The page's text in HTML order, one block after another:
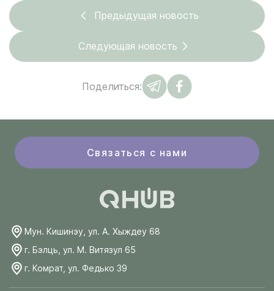
Предыдущая новость
Следующая новость
Поделиться:
Связаться с нами
Мун. Кишинэу, ул. А. Хыждеу 68
г. Бэлць, ул. М. Витязул 65
г. Комрат, ул. Федько 39